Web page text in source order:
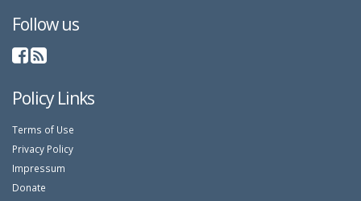
Follow us
Policy Links
Terms of Use
Privacy Policy
Impressum
Donate